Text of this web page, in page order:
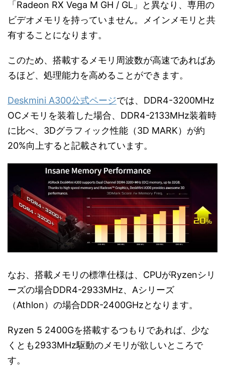
「Radeon RX Vega M GH / GL」と異なり、専用の
ビデオメモリを持っていません。メインメモリと共
有することになります。
このため、搭載するメモリ周波数が高速であればあ
るほど、処理能力を高めることができます。
Deskmini A300公式ページでは、DDR4-3200MHz
OCメモリを装着した場合、DDR4-2133MHz装着時
に比べ、3Dグラフィック性能（3D MARK）が約
20%向上すると記載されています。
なお、搭載メモリの標準仕様は、CPUがRyzenシリ
ーズの場合DDR4-2933MHz、Aシリーズ
（Athlon）の場合DDR-2400GHzとなります。
Ryzen 5 2400Gを搭載するつもりであれば、少な
くとも2933MHz駆動のメモリが欲しいところで
す。